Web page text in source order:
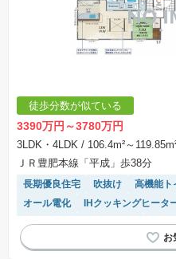
徒歩分数が似ている
3390万円～3780万円
3LDK・4LDK / 106.4m²～
ＪＲ豊肥本線「平成」歩38分
長期優良住宅 吹抜け 高機能ト
オール電化
IHクッキングヒータ
モニター付きインターホン
食洗
対面キッチン
温水洗浄便座 シ